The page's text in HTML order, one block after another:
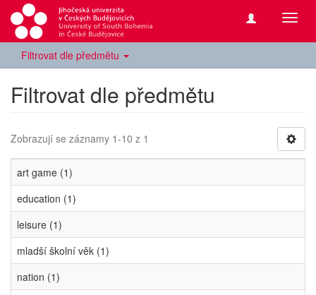
Filtrovat dle předmětu
Filtrovat dle předmětu
Zobrazují se záznamy 1-10 z 1
art game (1)
education (1)
leisure (1)
mladší školní věk (1)
nation (1)